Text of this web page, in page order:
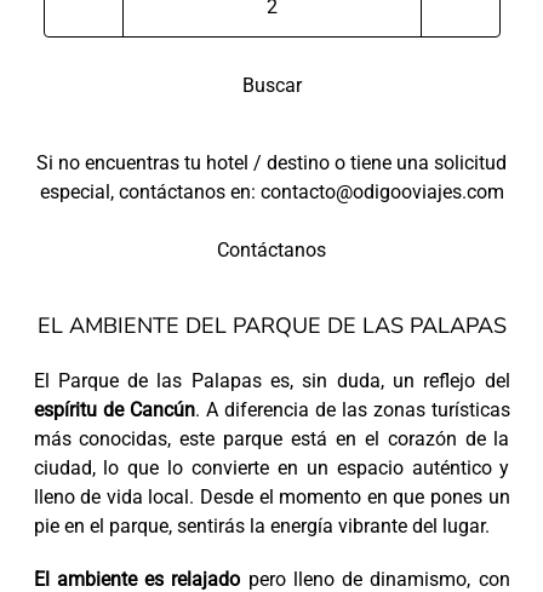
Buscar
Si no encuentras tu hotel / destino o tiene una solicitud
especial, contáctanos en: contacto@odigooviajes.com
Contáctanos
EL AMBIENTE DEL PARQUE DE LAS PALAPAS
El Parque de las Palapas es, sin duda, un reflejo del
espíritu de Cancún. A diferencia de las zonas turísticas
más conocidas, este parque está en el corazón de la
ciudad, lo que lo convierte en un espacio auténtico y
lleno de vida local. Desde el momento en que pones un
pie en el parque, sentirás la energía vibrante del lugar.
El ambiente es relajado pero lleno de dinamismo, con